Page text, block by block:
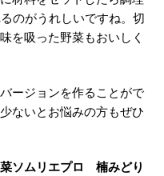
のがうれしいですね。切
を吸った野菜もおいしく
ージョンを作ることがで
ないとお悩みの方もぜひ
ソムリエプロ 楠みどり